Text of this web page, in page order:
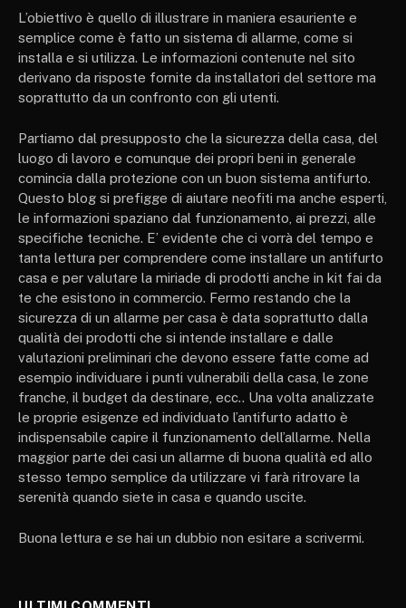
L’obiettivo è quello di illustrare in maniera esauriente e
semplice come è fatto un sistema di allarme, come si
installa e si utilizza. Le informazioni contenute nel sito
derivano da risposte fornite da installatori del settore ma
soprattutto da un confronto con gli utenti.
Partiamo dal presupposto che la sicurezza della casa, del
luogo di lavoro e comunque dei propri beni in generale
comincia dalla protezione con un buon sistema antifurto.
Questo blog si prefigge di aiutare neofiti ma anche esperti,
le informazioni spaziano dal funzionamento, ai prezzi, alle
specifiche tecniche. E’ evidente che ci vorrà del tempo e
tanta lettura per comprendere come installare un antifurto
casa e per valutare la miriade di prodotti anche in kit fai da
te che esistono in commercio. Fermo restando che la
sicurezza di un allarme per casa è data soprattutto dalla
qualità dei prodotti che si intende installare e dalle
valutazioni preliminari che devono essere fatte come ad
esempio individuare i punti vulnerabili della casa, le zone
franche, il budget da destinare, ecc.. Una volta analizzate
le proprie esigenze ed individuato l’antifurto adatto è
indispensabile capire il funzionamento dell’allarme. Nella
maggior parte dei casi un allarme di buona qualità ed allo
stesso tempo semplice da utilizzare vi farà ritrovare la
serenità quando siete in casa e quando uscite.
Buona lettura e se hai un dubbio non esitare a scrivermi.